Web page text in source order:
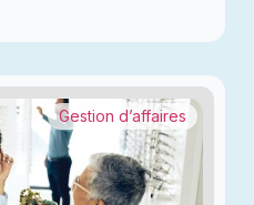
Gestion d’affaires